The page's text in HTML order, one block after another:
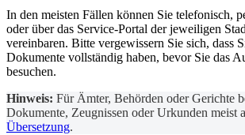
In den meisten Fällen können Sie telefonisch,
oder über das Service-Portal der jeweiligen
vereinbaren. Bitte vergewissern Sie sich, dass
Dokumente vollständig haben, bevor Sie das
besuchen.
Hinweis: Für Ämter, Behörden oder Gerichte
Dokumente, Zeugnissen oder Urkunden meist
Übersetzung.